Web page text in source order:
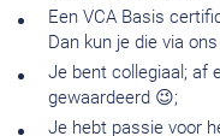
Een VCA Basis
Dan kun je die via
Je bent collegiaal; af
gewaardeerd 😉;
Je hebt passie voor